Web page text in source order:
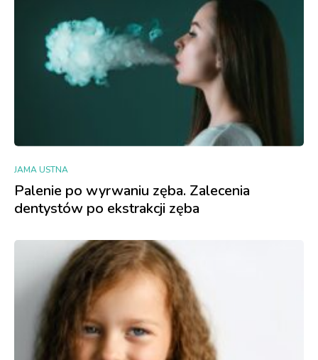
JAMA USTNA
Palenie po wyrwaniu zęba. Zalecenia
dentystów po ekstrakcji zęba